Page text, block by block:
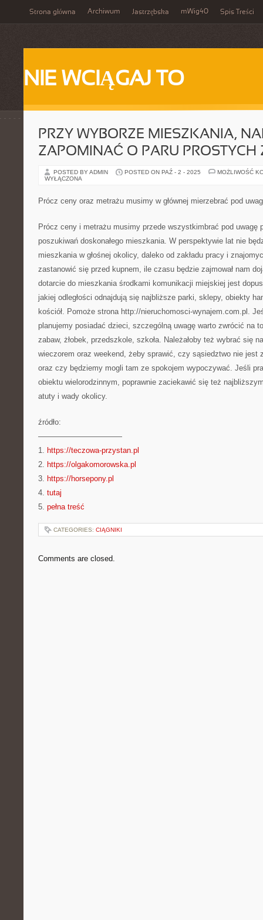
Strona główna Archiwum Jastrzębska mWig40 Spis Treści
NIE WCIĄGAJ TO
PRZY WYBORZE MIESZKANIA,
ZAPOMINAĆ O PARU PROSTYCH
POSTED BY ADMIN POSTED ON PAŹ - 2 - 2025
MOŻLIWOŚĆ
WYŁĄCZONA
Prócz ceny oraz metrażu musimy w głównej mierzebrać pod
Prócz ceny i metrażu musimy przede wszystkimbrać pod uwagę
poszukiwań doskonałego mieszkania. W perspektywie lat nie
mieszkania w głośnej okolicy, daleko od zakładu pracy i
zastanowić się przed kupnem, ile czasu będzie zajmował nam
dotarcie do mieszkania środkami komunikacji miejskiej jest
jakiej odległości odnajdują się najbliższe parki, sklepy, obiekty
kościół. Pomoże strona http://nieruchomosci-wynajem.com.pl.
planujemy posiadać dzieci, szczególną uwagę warto zwrócić na
zabaw, żłobek, przedszkole, szkoła. Należałoby też wybrać się
wieczorem oraz weekend, żeby sprawić, czy sąsiedztwo nie jest
oraz czy będziemy mogli tam ze spokojem wypoczywać. Jeśli
obiektu wielorodzinnym, poprawnie zaciekawić się też
atuty i wady okolicy.
źródło:
———————————
1. https://teczowa-przystan.pl
2. https://olgakomorowska.pl
3. https://horsepony.pl
4. tutaj
5. pełna treść
CATEGORIES: CIĄGNIKI
Comments are closed.